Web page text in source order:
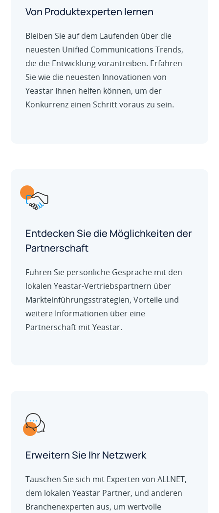
Von Produktexperten lernen
Bleiben Sie auf dem Laufenden über die
neuesten Unified Communications Trends,
die die Entwicklung vorantreiben. Erfahren
Sie wie die neuesten Innovationen von
Yeastar Ihnen helfen können, um der
Konkurrenz einen Schritt voraus zu sein.
Entdecken Sie die Möglichkeiten der
Partnerschaft
Führen Sie persönliche Gespräche mit den
lokalen Yeastar-Vertriebspartnern über
Markteinführungsstrategien, Vorteile und
weitere Informationen über eine
Partnerschaft mit Yeastar.
Erweitern Sie Ihr Netzwerk
Tauschen Sie sich mit Experten von ALLNET,
dem lokalen Yeastar Partner, und anderen
Branchenexperten aus, um wertvolle